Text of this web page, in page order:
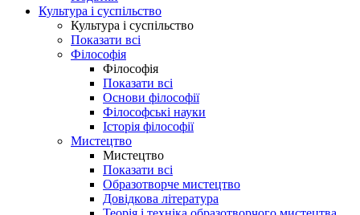
Культура і суспільство
Культура і суспільство
Показати всі
Філософія
Філософія
Показати всі
Основи філософії
Філософські науки
Історія філософії
Мистецтво
Мистецтво
Показати всі
Образотворче мистецтво
Довідкова література